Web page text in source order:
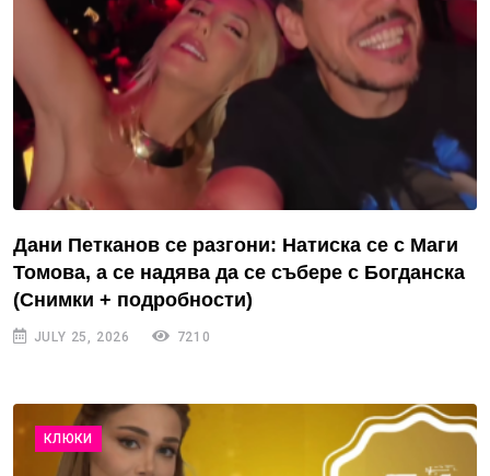
Дани Петканов се разгони: Натиска се с Маги
Томова, а се надява да се събере с Богданска
(Снимки + подробности)
JULY 25, 2026 7210
КЛЮКИ